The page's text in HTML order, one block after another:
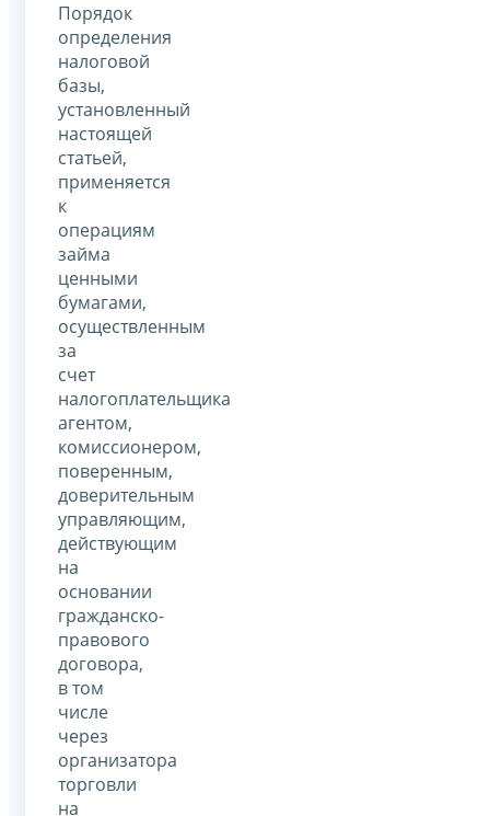
Порядок
определения
налоговой
базы,
установленный
настоящей
статьей,
применяется
к
операциям
займа
ценными
бумагами,
осуществленным
за
счет
налогоплательщика
агентом,
комиссионером,
поверенным,
доверительным
управляющим,
действующим
на
основании
гражданско-
правового
договора,
в том
числе
через
организатора
торговли
на